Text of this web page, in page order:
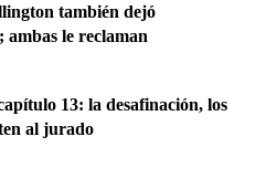
también dejó
ambas le reclaman
13: la desafinación, los
al jurado